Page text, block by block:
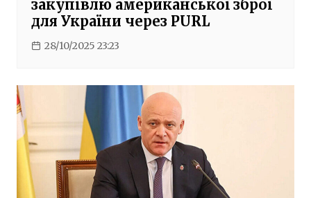
закупівлю американської зброї
для України через PURL
28/10/2025 23:23